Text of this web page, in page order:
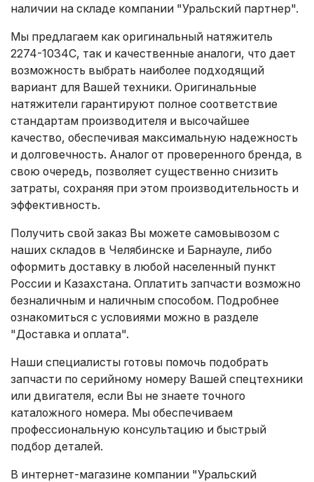
наличии на складе компании "Уральский партнер".
Мы предлагаем как оригинальный натяжитель
2274-1034C, так и качественные аналоги, что дает
возможность выбрать наиболее подходящий
вариант для Вашей техники. Оригинальные
натяжители гарантируют полное соответствие
стандартам производителя и высочайшее
качество, обеспечивая максимальную надежность
и долговечность. Аналог от проверенного бренда, в
свою очередь, позволяет существенно снизить
затраты, сохраняя при этом производительность и
эффективность.
Получить свой заказ Вы можете самовывозом с
наших складов в Челябинске и Барнауле, либо
оформить доставку в любой населенный пункт
России и Казахстана. Оплатить запчасти возможно
безналичным и наличным способом. Подробнее
ознакомиться с условиями можно в разделе
"Доставка и оплата".
Наши специалисты готовы помочь подобрать
запчасти по серийному номеру Вашей спецтехники
или двигателя, если Вы не знаете точного
каталожного номера. Мы обеспечиваем
профессиональную консультацию и быстрый
подбор деталей.
В интернет-магазине компании "Уральский